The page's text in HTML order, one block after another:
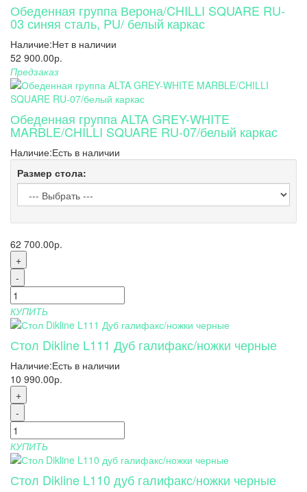
Обеденная группа Верона/CHILLI SQUARE RU-
03 синяя сталь, PU/ белый каркас
Наличие:Нет в наличии
52 900.00р.
Предзаказ
Обеденная группа ALTA GREY-WHITE
MARBLE/CHILLI SQUARE RU-07/белый каркас
Наличие:Есть в наличии
Размер стола:
62 700.00р.
+
-
КУПИТЬ
Стол Dikline L111 Дуб галифакс/ножки черные
Наличие:Есть в наличии
10 990.00р.
+
-
КУПИТЬ
Стол Dikline L110 дуб галифакс/ножки черные